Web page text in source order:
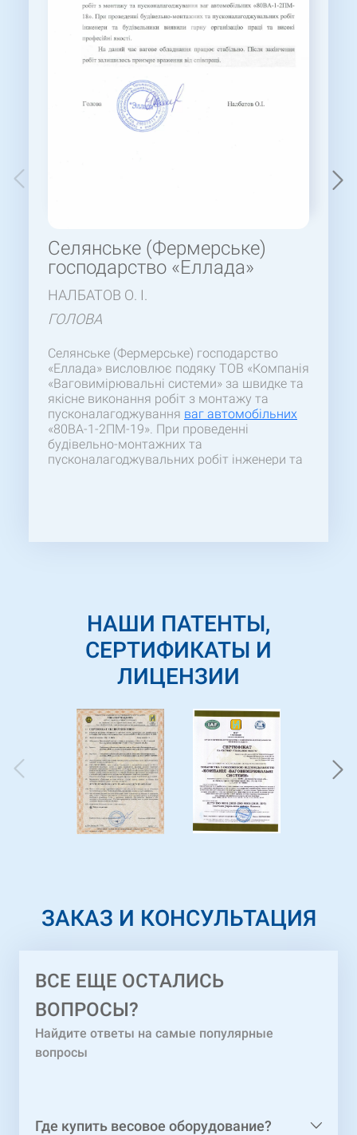
Селянське (Фермерське)
господарство «Еллада»
НАЛБАТОВ О. І.
ГОЛОВА
Селянське (Фермерське) господарство
«Еллада» висловлює подяку ТОВ «Компанія
«Ваговимірювальні системи» за швидке та
якісне виконання робіт з монтажу та
пусконалагоджування ваг автомобільних
«80ВА-1-2ПМ-19». При проведенні
будівельно-монтажних та
пусконалагоджувальних робіт інженери та
НАШИ ПАТЕНТЫ,
СЕРТИФИКАТЫ И
ЛИЦЕНЗИИ
ЗАКАЗ И КОНСУЛЬТАЦИЯ
ВСЕ ЕЩЕ ОСТАЛИСЬ
ВОПРОСЫ?
Найдите ответы на самые популярные
вопросы
Где купить весовое оборудование?